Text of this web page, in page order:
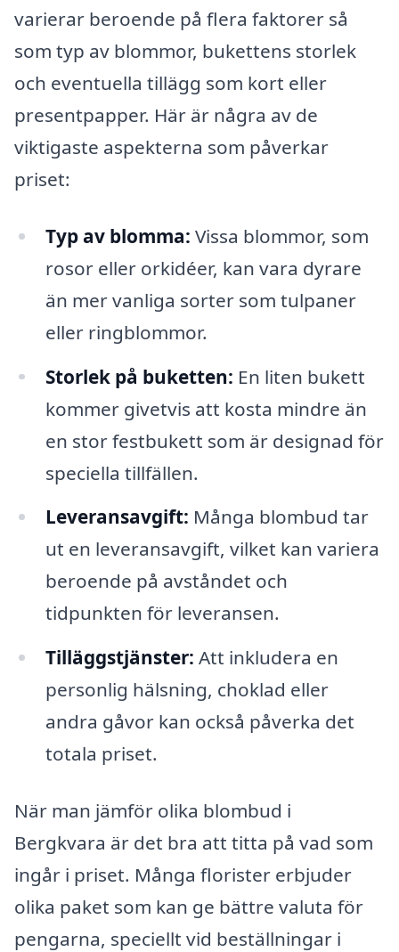
varierar beroende på flera faktorer så
som typ av blommor, bukettens storlek
och eventuella tillägg som kort eller
presentpapper. Här är några av de
viktigaste aspekterna som påverkar
priset:
Typ av blomma: Vissa blommor, som
rosor eller orkidéer, kan vara dyrare
än mer vanliga sorter som tulpaner
eller ringblommor.
Storlek på buketten: En liten bukett
kommer givetvis att kosta mindre än
en stor festbukett som är designad för
speciella tillfällen.
Leveransavgift: Många blombud tar
ut en leveransavgift, vilket kan variera
beroende på avståndet och
tidpunkten för leveransen.
Tilläggstjänster: Att inkludera en
personlig hälsning, choklad eller
andra gåvor kan också påverka det
totala priset.
När man jämför olika blombud i
Bergkvara är det bra att titta på vad som
ingår i priset. Många florister erbjuder
olika paket som kan ge bättre valuta för
pengarna, speciellt vid beställningar i